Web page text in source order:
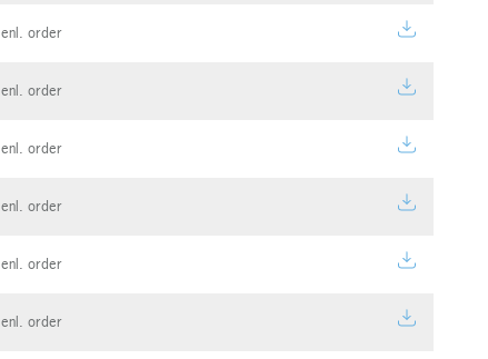
enl. order
enl. order
enl. order
enl. order
enl. order
enl. order